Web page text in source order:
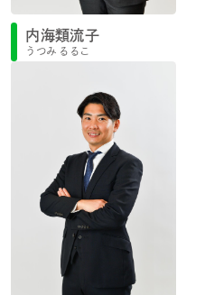
内海類流子
うつみ るるこ